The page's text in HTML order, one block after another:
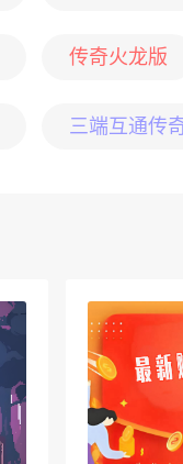
传奇火龙版
三端互通传